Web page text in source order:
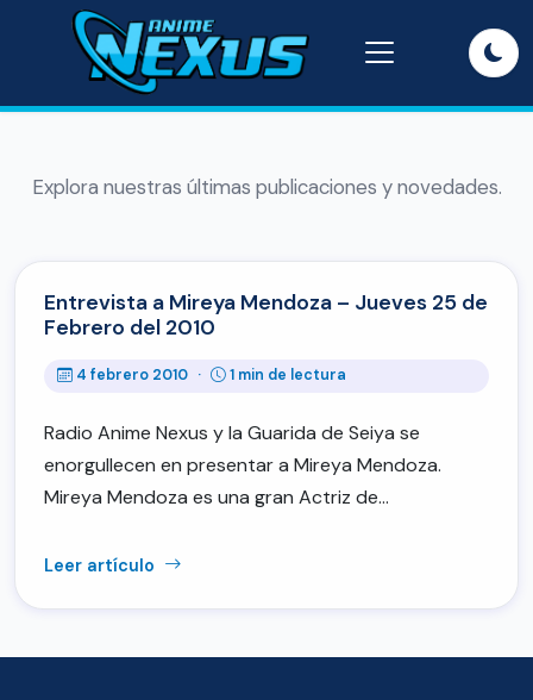
Explora nuestras últimas publicaciones y novedades.
Entrevista a Mireya Mendoza – Jueves 25 de
Febrero del 2010
4 febrero 2010 · 1 min de lectura
Radio Anime Nexus y la Guarida de Seiya se
enorgullecen en presentar a Mireya Mendoza.
Mireya Mendoza es una gran Actriz de…
Leer artículo